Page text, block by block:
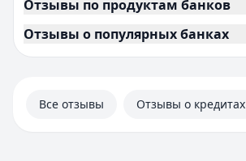
Отзывы по продуктам банков
Отзывы о популярных банках
Все отзывы Отзывы о кредитах